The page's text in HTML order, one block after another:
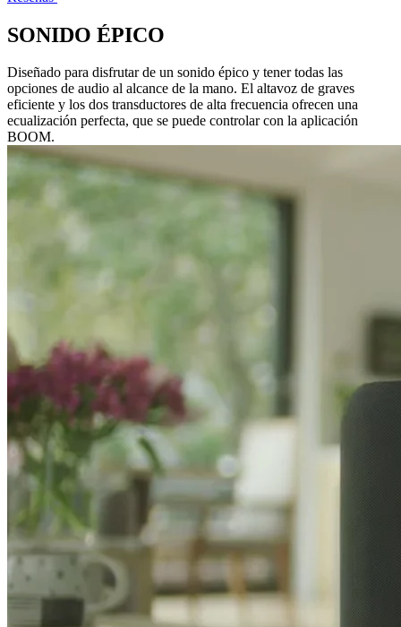
SONIDO ÉPICO
Diseñado para disfrutar de un sonido épico y tener todas las
opciones de audio al alcance de la mano. El altavoz de graves
eficiente y los dos transductores de alta frecuencia ofrecen una
ecualización perfecta, que se puede controlar con la aplicación
BOOM.